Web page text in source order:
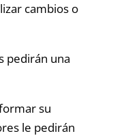
cambios o
pedirán una
su
le pedirán